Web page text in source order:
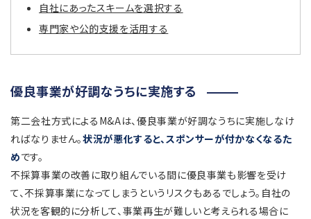
自社にあったスキームを選択する
専門家や公的支援を活用する
優良事業が好調なうちに実施する
第二会社方式によるM&Aは、優良事業が好調なうちに実施しなけ
ればなりません。状況が悪化すると、スポンサーが付かなくなるた
めです。
不採算事業の改善に取り組んでいる間に優良事業も影響を受け
て、不採算事業になってしまうというリスクもあるでしょう。自社の
状況を客観的に分析して、事業再生が難しいと考えられる場合に